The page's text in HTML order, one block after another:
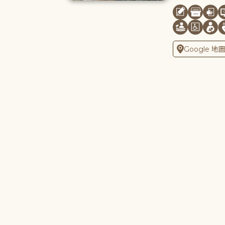
Google 地